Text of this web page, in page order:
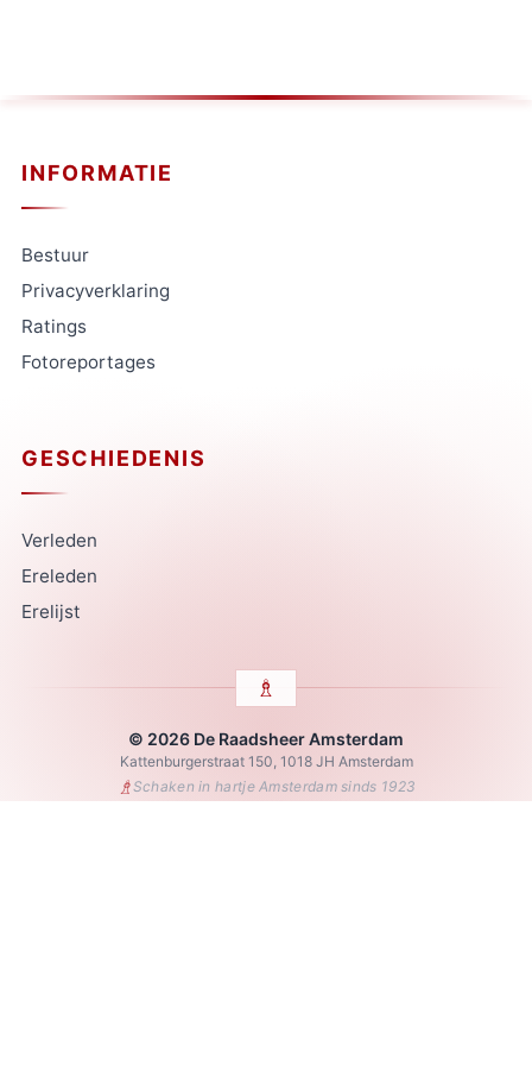
INFORMATIE
Bestuur
Privacyverklaring
Ratings
Fotoreportages
GESCHIEDENIS
Verleden
Ereleden
Erelijst
© 2026 De Raadsheer Amsterdam
Kattenburgerstraat 150, 1018 JH Amsterdam
♗Schaken in hartje Amsterdam sinds 1923